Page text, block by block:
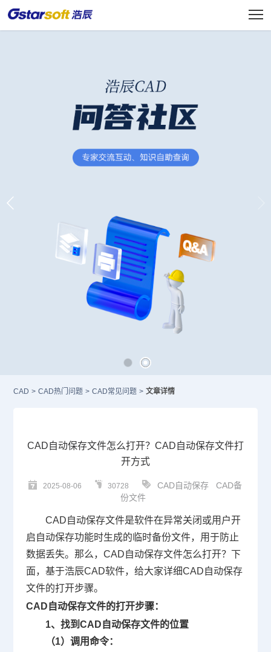
CAD > CAD热门问题 > CAD常见问题 > 文章详情
CAD自动保存文件怎么打开？CAD自动保存文件打
开方式
2025-08-06 30728 CAD自动保存
CAD备
份文件
CAD 自动保存文件是软件在异常关闭或用户开
启自动保存功能时生成的临时备份文件，用于防止
数据丢失。那么， CAD自动保存文件怎么打开？下
面，基于浩辰CAD软件，给大家详细CAD自动保存
文件的打开步骤。
CAD自动保存文件的打开步骤：
1、找到CAD自动保存文件的位置
（1）调用命令：